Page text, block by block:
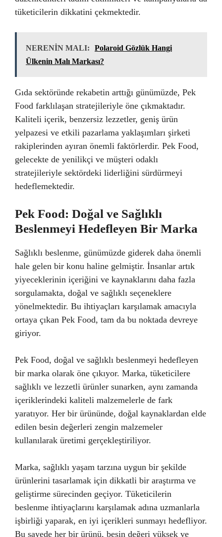
tüketicilerin dikkatini çekmektedir.
NERENİN MALI:
Polaroid Gözlük Hangi
Ülkenin Malı Markası?
Gıda sektöründe rekabetin arttığı günümüzde, Pek
Food farklılaşan stratejileriyle öne çıkmaktadır.
Kaliteli içerik, benzersiz lezzetler, geniş ürün
yelpazesi ve etkili pazarlama yaklaşımları şirketi
rakiplerinden ayıran önemli faktörlerdir. Pek Food,
gelecekte de yenilikçi ve müşteri odaklı
stratejileriyle sektördeki liderliğini sürdürmeyi
hedeflemektedir.
Pek Food: Doğal ve Sağlıklı
Beslenmeyi Hedefleyen Bir Marka
Sağlıklı beslenme, günümüzde giderek daha önemli
hale gelen bir konu haline gelmiştir. İnsanlar artık
yiyeceklerinin içeriğini ve kaynaklarını daha fazla
sorgulamakta, doğal ve sağlıklı seçeneklere
yönelmektedir. Bu ihtiyaçları karşılamak amacıyla
ortaya çıkan Pek Food, tam da bu noktada devreye
giriyor.
Pek Food, doğal ve sağlıklı beslenmeyi hedefleyen
bir marka olarak öne çıkıyor. Marka, tüketicilere
sağlıklı ve lezzetli ürünler sunarken, aynı zamanda
içeriklerindeki kaliteli malzemelerle de fark
yaratıyor. Her bir ürününde, doğal kaynaklardan elde
edilen besin değerleri zengin malzemeler
kullanılarak üretimi gerçekleştiriliyor.
Marka, sağlıklı yaşam tarzına uygun bir şekilde
ürünlerini tasarlamak için dikkatli bir araştırma ve
geliştirme sürecinden geçiyor. Tüketicilerin
beslenme ihtiyaçlarını karşılamak adına uzmanlarla
işbirliği yaparak, en iyi içerikleri sunmayı hedefliyor.
Bu sayede her bir ürünü, besin değeri yüksek ve